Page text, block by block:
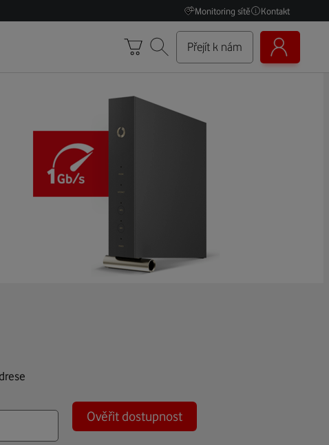
Monitoring sítě Kontakt
Přejít k nám
Ověřit dostupnost